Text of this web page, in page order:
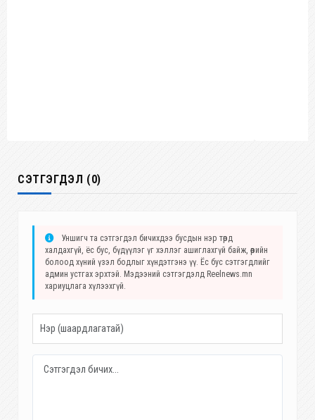
СЭТГЭГДЭЛ (0)
Уншигч та сэтгэгдэл бичихдээ бусдын нэр төрд
халдахгүй, ёс бус, бүдүүлэг үг хэллэг ашиглахгүй байж, өөрийн
болоод хүний үзэл бодлыг хүндэтгэнэ үү. Ёс бус сэтгэгдлийг
админ устгах эрхтэй. Мэдээний сэтгэгдэлд Reelnews.mn
хариуцлага хүлээхгүй.